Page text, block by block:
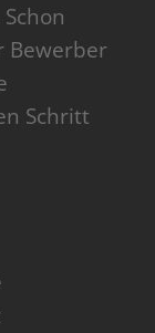
Bewerber
Schritt